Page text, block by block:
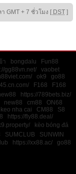
า GMT + 7 ชั่วโมง [ DST]
า bongdalu
Fun88
gg88vn.net/
vaobet
ok9
go88
F168
F168
https://789bets.biz/
new88 cm88
ON68
keo nha cai CM88
S8
https://fly88.deal/
kèo bóng đá
SUMCLUB
SUNWIN
https://xx88.ac/
go88